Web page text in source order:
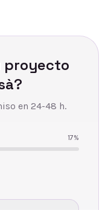
proyecto
?
en 24-48 h.
17%